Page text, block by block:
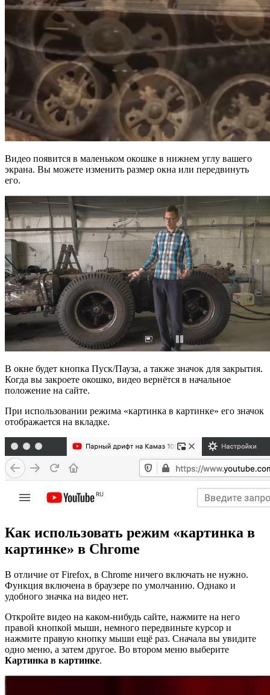
Видео появится в маленьком окошке в нижнем углу вашего
экрана. Вы можете изменить размер окна или передвинуть
его.
В окне будет кнопка Пуск/Пауза, а также значок для закрытия.
Когда вы закроете окошко, видео вернётся в начальное
положение на сайте.
При использовании режима «картинка в картинке» его значок
отображается на вкладке.
Как использовать режим «картинка в
картинке» в Chrome
В отличие от Firefox, в Chrome ничего включать не нужно.
Функция включена в браузере по умолчанию. Однако и
удобного значка на видео нет.
Откройте видео на каком-нибудь сайте, нажмите на него
правой кнопкой мыши, немного передвиньте курсор и
нажмите правую кнопку мыши ещё раз. Сначала вы увидите
одно меню, а затем другое. Во втором меню выберите
Картинка в картинке.